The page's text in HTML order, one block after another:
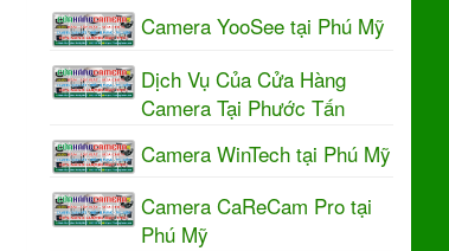
Camera YooSee tại Phú Mỹ
Dịch Vụ Của Cửa Hàng
Camera Tại Phước Tấn
Camera WinTech tại Phú Mỹ
Camera CaReCam Pro tại
Phú Mỹ